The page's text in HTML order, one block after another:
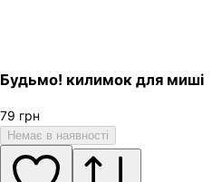
Будьмо! килимок для миші
79 грн
Немає в наявності